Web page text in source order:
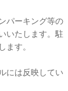
パーキング等の
いたします。駐
す。
には反映してい